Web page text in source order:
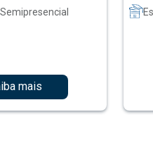
mais